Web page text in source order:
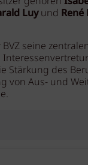
Luyund
seine
Stärkung des
von Aus- und